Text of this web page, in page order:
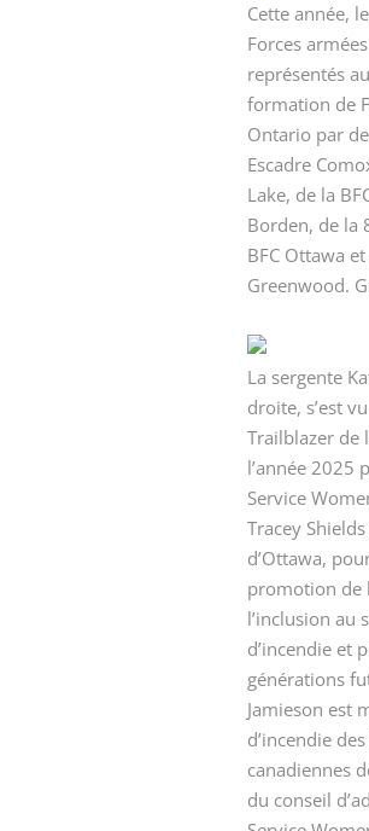
Cette année,
Forces
représentés
formation de
Ontario par
Escadre
Lake, de la
Borden, de la
BFC Ottawa
Greenwood.
La sergente
droite, s’est
Trailblazer de
l’année 2025
Service
Tracey
d’Ottawa,
promotion de
l’inclusion au
d’incendie et
générations
Jamieson est
d’incendie
canadiennes
du conseil